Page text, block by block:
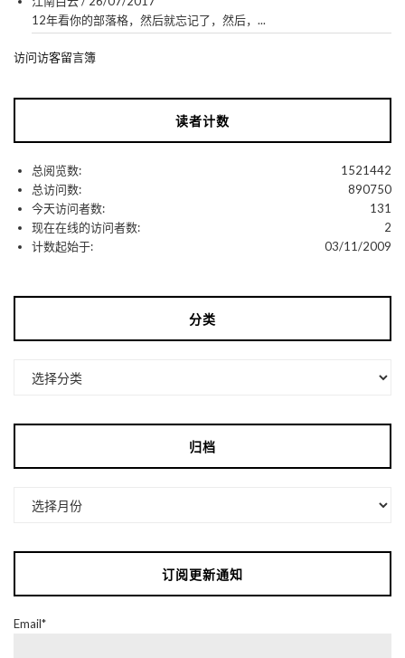
12年看你的部落格，然后就忘记了，然后，...
访问访客留言簿
读者计数
1521442
总阅览数:
890750
总访问数:
131
今天访问者数:
2
现在在线的访问者数:
03/11/2009
计数起始于:
分类
归档
订阅更新通知
Email*